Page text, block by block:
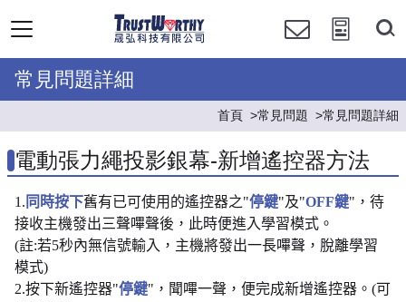
常見問題詳細
首頁 常見問題 常見問題詳細
電動張力繩投影銀幕-新增遙控器方法
1. 同時按下舊有已可使用的遙控器之"停鍵"及"OFF鍵"，待
接收主機發出三聲嗶聲後，此時便進入學習模式。
(註:若5秒內無信號輸入，主機將發出一長嗶聲，脫離學習
模式)
2.按下新遙控器"停鍵"，聞嗶一聲，便完成新增遙控器。(可